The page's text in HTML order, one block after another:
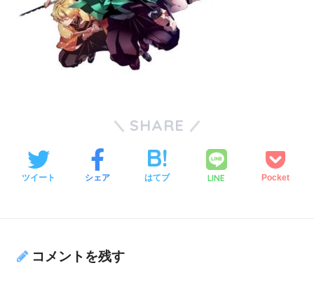
SHARE
ツイート シェア はてブ LINE Pocket
コメントを残す